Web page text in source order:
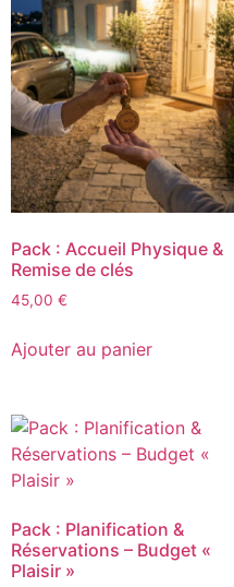
Pack : Accueil Physique &
Remise de clés
45,00 €
Ajouter au panier
Pack : Planification &
Réservations – Budget «
Plaisir »